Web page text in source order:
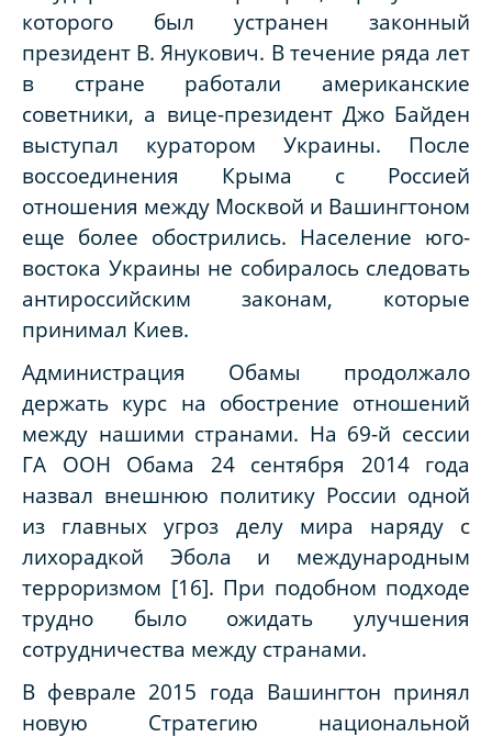
которого был устранен законный
президент В. Янукович. В течение ряда лет
в стране работали американские
советники, а вице-президент Джо Байден
выступал куратором Украины. После
воссоединения Крыма с Россией
отношения между Москвой и Вашингтоном
еще более обострились. Население юго-
востока Украины не собиралось следовать
антироссийским законам, которые
принимал Киев.
Администрация Обамы продолжало
держать курс на обострение отношений
между нашими странами. На 69-й сессии
ГА ООН Обама 24 сентября 2014 года
назвал внешнюю политику России одной
из главных угроз делу мира наряду с
лихорадкой Эбола и международным
терроризмом [16]. При подобном подходе
трудно было ожидать улучшения
сотрудничества между странами.
В феврале 2015 года Вашингтон принял
новую Стратегию национальной